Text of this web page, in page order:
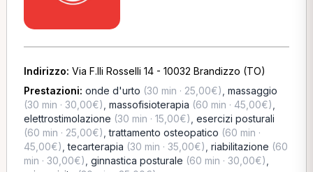
Indirizzo: Via F.lli Rosselli 14 - 10032 Brandizzo (TO)
Prestazioni: onde d'urto (30 min · 25,00€) massaggio
(30 min · 30,00€) massofisioterapia (60 min · 45,00€)
elettrostimolazione (30 min · 15,00€) esercizi posturali
(60 min · 25,00€) ,trattamento osteopatico (60 min ·
45,00€) ,tecarterapia (30 min · 35,00€) riabilitazione (60
min · 30,00€) ginnastica posturale (60 min · 30,00€)